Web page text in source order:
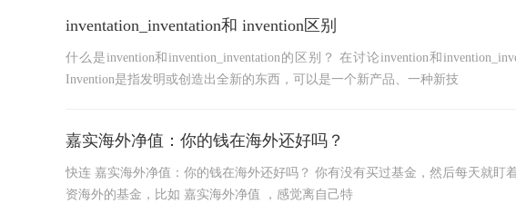
inventation_inventation和 invention区别
什么是invention和invention_inventation的区别？ 在讨论invention和
Invention是指发明或创造出全新的东西，可以是一个新产品、一种新技
嘉实海外净值：你的钱在海外还好吗？
快连 嘉实海外净值：你的钱在海外还好吗？ 你有没有买过基金，然后每天就盯
资海外的基金，比如 嘉实海外净值 ，感觉离自己特